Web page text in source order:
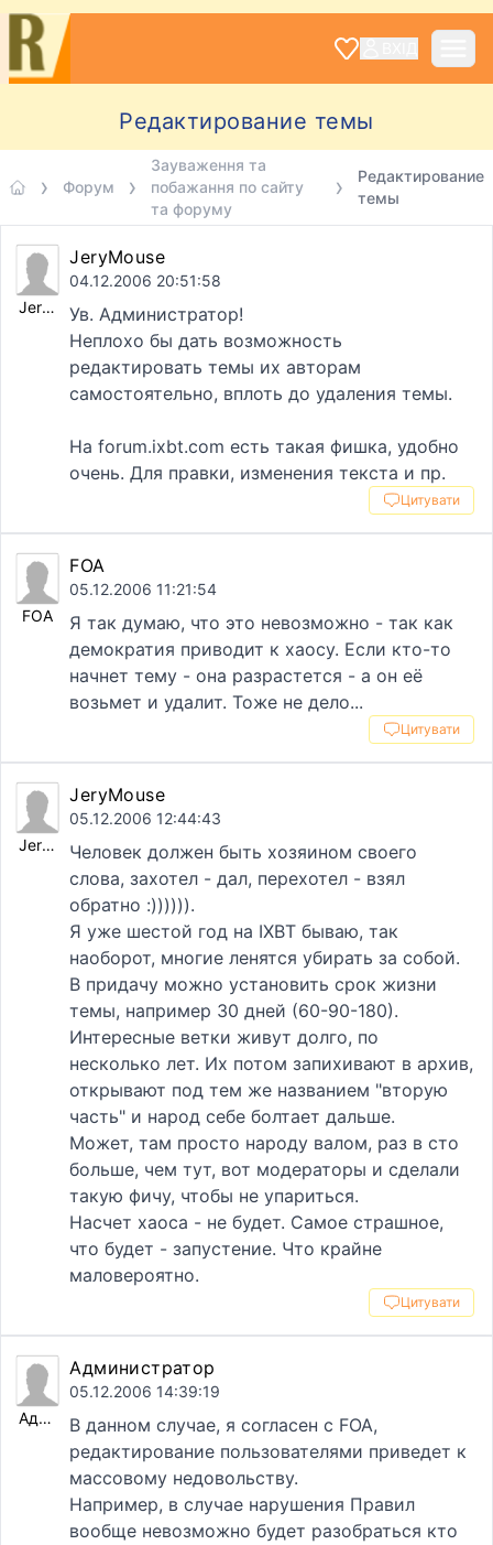
Редактирование темы
Форум
Зауваження та
побажання по сайту
та форуму
Редактирование
темы
JeryMouse
JeryMouse
04.12.2006 20:51:58
Ув. Администратор!
Неплохо бы дать возможность
редактировать темы их авторам
самостоятельно, вплоть до удаления темы.
На forum.ixbt.com есть такая фишка, удобно
очень. Для правки, изменения текста и пр.
Цитувати
FOA
FOA
05.12.2006 11:21:54
Я так думаю, что это невозможно - так как
демократия приводит к хаосу. Если кто-то
начнет тему - она разрастется - а он её
возьмет и удалит. Тоже не дело...
Цитувати
JeryMouse
JeryMouse
05.12.2006 12:44:43
Человек должен быть хозяином своего
слова, захотел - дал, перехотел - взял
обратно :)))))).
Я уже шестой год на IXBT бываю, так
наоборот, многие ленятся убирать за собой.
В придачу можно установить срок жизни
темы, например 30 дней (60-90-180).
Интересные ветки живут долго, по
несколько лет. Их потом запихивают в архив,
открывают под тем же названием "вторую
часть" и народ себе болтает дальше.
Может, там просто народу валом, раз в сто
больше, чем тут, вот модераторы и сделали
такую фичу, чтобы не упариться.
Насчет хаоса - не будет. Самое страшное,
что будет - запустение. Что крайне
маловероятно.
Цитувати
Администратор
Администратор
05.12.2006 14:39:19
В данном случае, я согласен с FOA,
редактирование пользователями приведет к
массовому недовольству.
Например, в случае нарушения Правил
вообще невозможно будет разобраться кто